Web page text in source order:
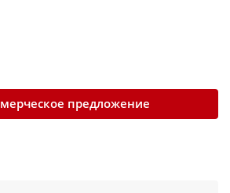
предложение